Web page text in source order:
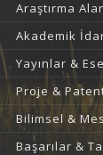
Araştırma
Akademik
Yayınlar &
Proje &
Bilimsel &
Başarılar &